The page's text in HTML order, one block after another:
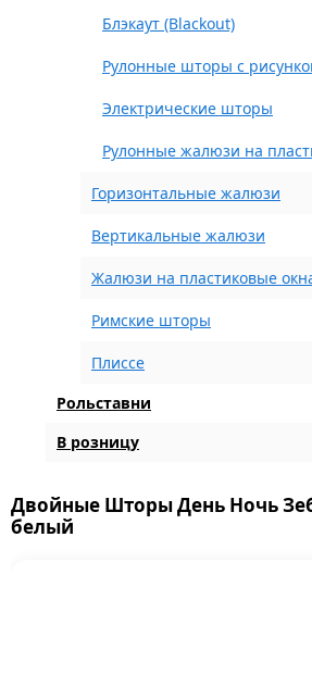
Блэкаут (Blackout)
Рулонные шторы с
Электрические шторы
Рулонные жалюзи на
Горизонтальные жалюзи
Вертикальные жалюзи
Жалюзи на пластиковые
Римские шторы
Плиссе
Рольставни
В розницу
Двойные Шторы День Ночь
белый